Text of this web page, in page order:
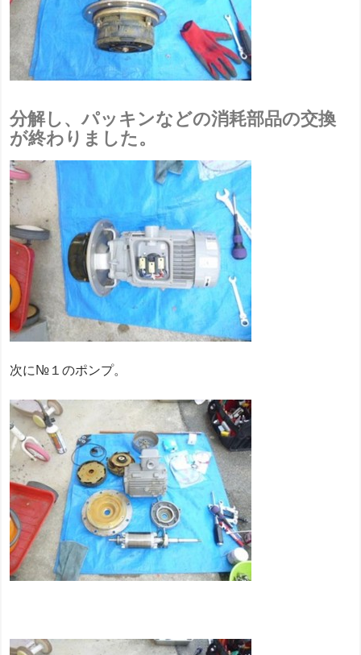
分解し、パッキンなどの消耗部品の交換
が終わりました。
次に№１のポンプ。